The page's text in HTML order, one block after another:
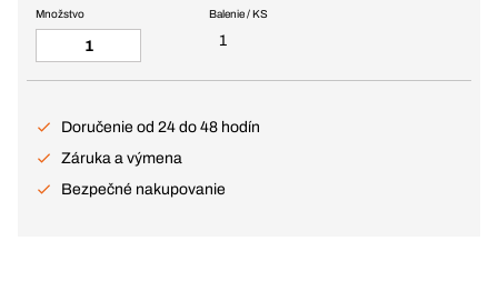
Balenie / KS
1
Množstvo
Doručenie od 24 do 48 hodín
Záruka a výmena
Bezpečné nakupovanie